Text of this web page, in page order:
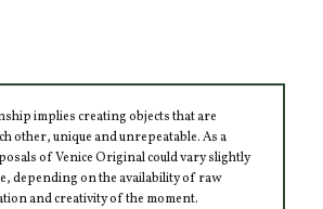
implies creating objects that are
other, unique and unrepeatable. As a
of Venice Original could vary slightly
depending on the availability of raw
and creativity of the moment.